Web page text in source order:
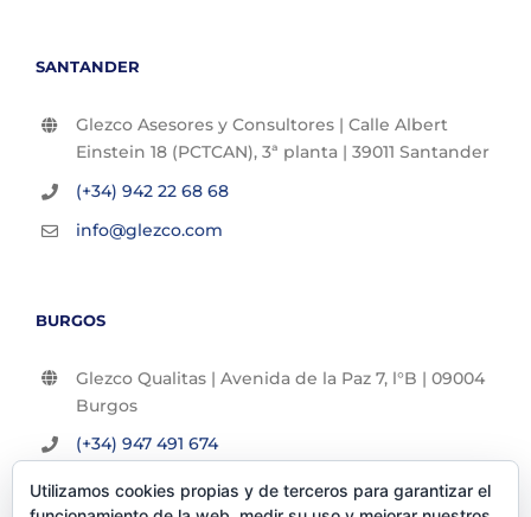
SANTANDER
Glezco Asesores y Consultores | Calle Albert
Einstein 18 (PCTCAN), 3ª planta | 39011 Santander
(+34) 942 22 68 68
info@glezco.com
BURGOS
Glezco Qualitas | Avenida de la Paz 7, l°B | 09004
Burgos
(+34) 947 491 674
info@glezco.com
Utilizamos cookies propias y de terceros para garantizar el